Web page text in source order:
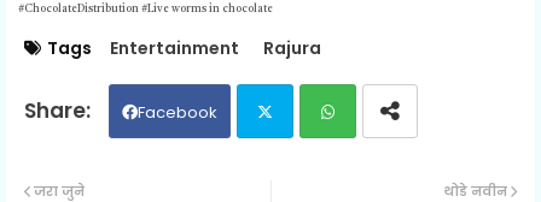
#ChocolateDistribution #Live worms in chocolate
Tags Entertainment Rajura
Facebook
थोडे नवीन
जरा जुने